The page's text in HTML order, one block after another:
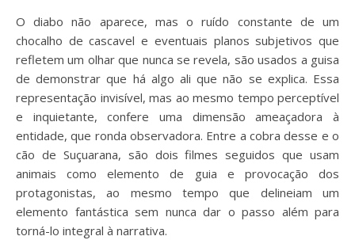
O diabo não aparece, mas o ruído constante de um
chocalho de cascavel e eventuais planos subjetivos que
refletem um olhar que nunca se revela, são usados a guisa
de demonstrar que há algo ali que não se explica. Essa
representação invisível, mas ao mesmo tempo perceptível
e inquietante, confere uma dimensão ameaçadora à
entidade, que ronda observadora. Entre a cobra desse e o
cão de Suçuarana, são dois filmes seguidos que usam
animais como elemento de guia e provocação dos
protagonistas, ao mesmo tempo que delineiam um
elemento fantástica sem nunca dar o passo além para
torná-lo integral à narrativa.